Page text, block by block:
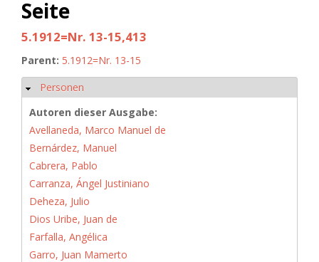
Seite
5.1912=Nr. 13-15,413
Parent: 5.1912=Nr. 13-15
Ausblenden
Personen
Autoren dieser Ausgabe:
Avellaneda, Marco Manuel de
Bernárdez, Manuel
Cabrera, Pablo
Carranza, Ángel Justiniano
Deheza, Julio
Dios Uribe, Juan de
Farfalla, Angélica
Garro, Juan Mamerto